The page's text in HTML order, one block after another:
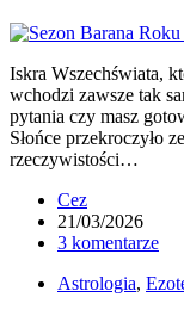
Iskra Wszechświata,
wchodzi zawsze tak
pytania czy masz
Słońce przekroczyło
rzeczywistości…
Cez
21/03/2026
3 komentarze
Astrologia,